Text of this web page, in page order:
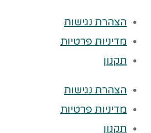
הצהרת נגישות
מדיניות פרטיות
תקנון
הצהרת נגישות
מדיניות פרטיות
תקנון